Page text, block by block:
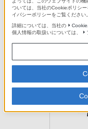
生産完了
希望小売価格2,750円(税込)
ついては、当社のCookieポリシ
イバシーポリシーをご覧ください。
詳細については、当社の
個人情報の取扱いについては、